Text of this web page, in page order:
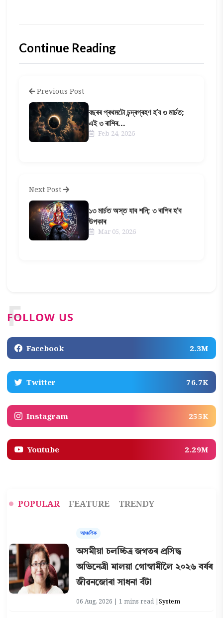
Continue Reading
Previous Post
বছৰৰ প্ৰথমটো চন্দ্ৰগ্ৰহণ হ’ব ৩ মাৰ্চত;
এই ৩ ৰাশিৰ...
Feb 24, 2026
Next Post
১৩ মাৰ্চত অস্ত যাব শনি; ৩ ৰাশিৰ হ’ব
উপকাৰ
Mar 05, 2026
FOLLOW US
F
Facebook 2.3M
Twitter 76.7K
Instagram 255K
Youtube 2.29M
POPULAR FEATURE TRENDY
আঞ্চলিক
অসমীয়া চলচ্চিত্ৰ জগতৰ প্ৰসিদ্ধ
অভিনেত্ৰী মালয়া গোস্বামীলৈ ২০২৬ বৰ্ষৰ
জীৱনজোৰা সাধনা বঁটা
06 Aug, 2026 | 1 mins read |System